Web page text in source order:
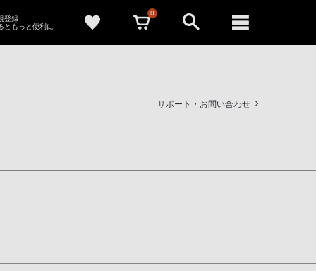
登録
ともっと便利に
0
サポート・お問い合わせ